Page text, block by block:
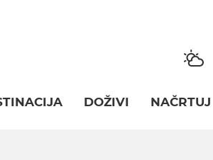
DOŽIVI NAČRTUJ